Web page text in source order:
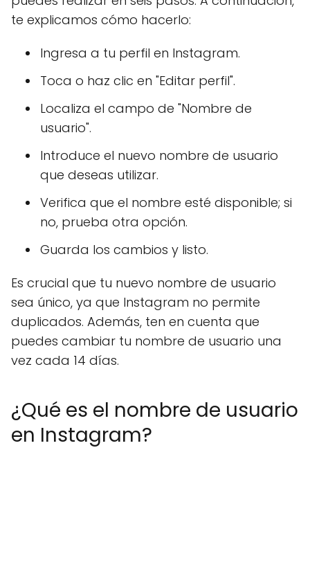
te explicamos cómo hacerlo:
Ingresa a tu perfil en Instagram.
Toca o haz clic en "Editar perfil".
Localiza el campo de "Nombre de
usuario".
Introduce el nuevo nombre de usuario
que deseas utilizar.
Verifica que el nombre esté disponible; si
no, prueba otra opción.
Guarda los cambios y listo.
Es crucial que tu nuevo nombre de usuario
sea único, ya que Instagram no permite
duplicados. Además, ten en cuenta que
puedes cambiar tu nombre de usuario una
vez cada 14 días.
¿Qué es el nombre de usuario
en Instagram?